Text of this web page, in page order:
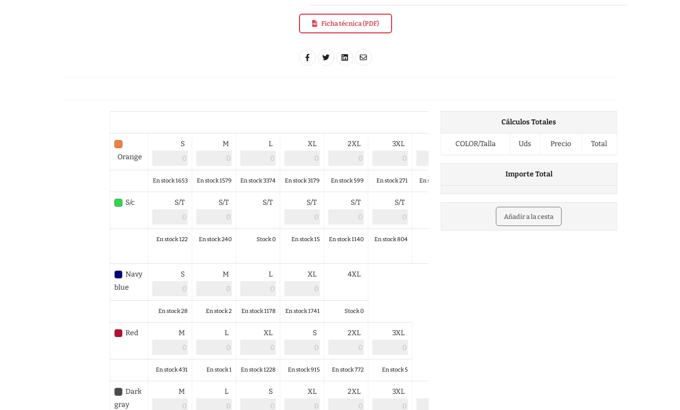
Ficha técnica (PDF)
Orange
S M L XL 2XL 3XL 5XL
En stock 1653 En stock 1579 En stock 3374 En stock 3179 En stock 599 En stock 271 En stock 356
S/c S/T S/T S/T S/T S/T S/T S/T S/T S/T S/T S/T
En stock 122 En stock 240 Stock 0 En stock 15 En stock 1140 En stock 804
Navy
blue
S M L XL 4XL
En stock 28 En stock 2 En stock 1178 En stock 1741 Stock 0
Red M L XL S 2XL 3XL
En stock 431 En stock 1 En stock 1228 En stock 915 En stock 772 En stock 5
Dark
gray
M L S XL 2XL 3XL
Cálculos Totales
COLOR/Talla Uds Precio Total
Importe Total
Añadir a la cesta